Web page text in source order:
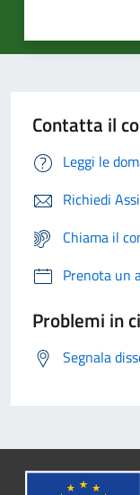
Contatta il
Leggi le
Richiedi
Chiama il
Prenota un
Problemi in
Segnala